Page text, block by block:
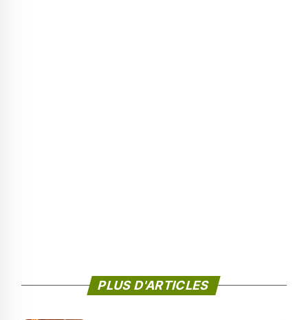
PLUS D'ARTICLES